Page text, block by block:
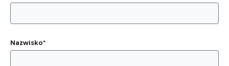
Nazwisko*